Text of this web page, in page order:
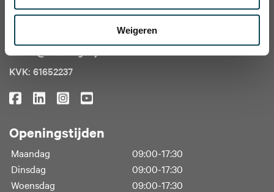
Weigeren
4906 AA Oosterhout
KVK: 61652237
Openingstijden
Maandag
09:00-17:30
Dinsdag
09:00-17:30
Woensdag
09:00-17:30